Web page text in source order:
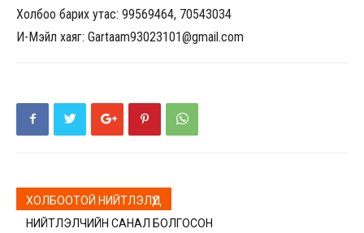
Холбоо барих утас: 99569464, 70543034
И-Мэйл хаяг: Gartaam93023101@gmail.com
ХОЛБООТОЙ НИЙТЛЭЛҮҮД
НИЙТЛЭЛЧИЙН САНАЛ БОЛГОСОН